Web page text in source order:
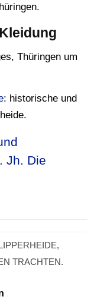
Thüringen um
: historische und
Jh. Die
,
TRACHTEN.